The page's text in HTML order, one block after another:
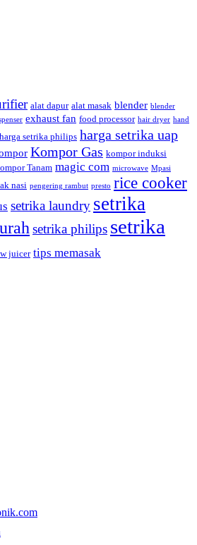
alat dapur alat masak blender blender
exhaust fan food processor hair dryer hand
harga setrika philips harga setrika uap
Kompor Gas kompor induksi
Tanam magic com microwave Mpasi
nasi pengering rambut presto rice cooker
setrika laundry setrika
setrika philips setrika
juicer tips memasak